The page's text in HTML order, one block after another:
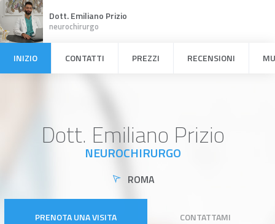
Dott. Emiliano Prizio
neurochirurgo
INIZIO CONTATTI PREZZI RECENSIONI
Dott. Emiliano Prizio
NEUROCHIRURGO
ROMA
PRENOTA UNA VISITA CONTATTAMI